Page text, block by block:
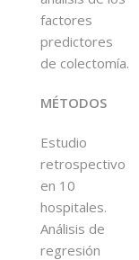
factores
predictores
de colectomía.
MÉTODOS
Estudio
retrospectivo
en 10
hospitales.
Análisis de
regresión